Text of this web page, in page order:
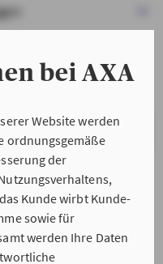
bei AXA
Website werden
ordnungsgemäße
der
Kunde wirbt Kunde-
sowie für
werden Ihre Daten
WEITER